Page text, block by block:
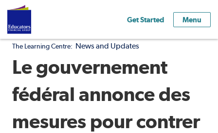
Get Started Menu
The Learning Centre: News and Updates
Le gouvernement
fédéral annonce des
mesures pour contrer